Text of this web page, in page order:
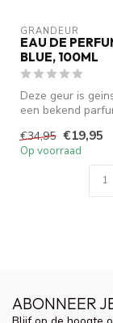
GRANDEUR
EAU DE
BLUE, 100ML
Deze geur is
een bekend
€34,95 €19,95
Op voorraad
ABONNEER